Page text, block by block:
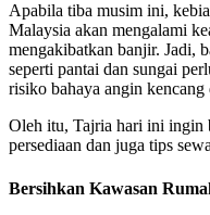
Apabila tiba musim ini,
Malaysia akan mengalami
mengakibatkan banjir. Jadi,
seperti pantai dan sungai
risiko bahaya angin
Oleh itu, Tajria hari ini ingin
persediaan dan juga tips
Bersihkan Kawasan